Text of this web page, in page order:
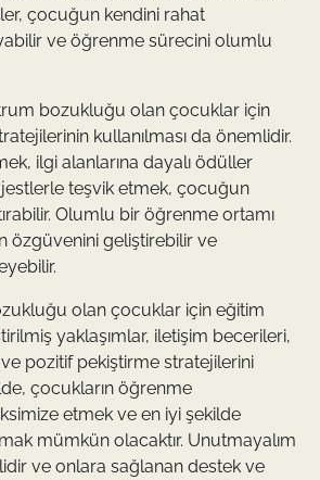
çocuğun kendini rahat
ve öğrenme sürecini olumlu
bozukluğu olan çocuklar için
kullanılması da önemlidir.
ilgi alanlarına dayalı ödüller
teşvik etmek, çocuğun
Olumlu bir öğrenme ortamı
özgüvenini geliştirebilir ve
olan çocuklar için eğitim
yaklaşımlar, iletişim becerileri,
pozitif pekiştirme stratejilerini
çocukların öğrenme
etmek ve en iyi şekilde
mümkün olacaktır. Unutmayalım
ve onlara sağlanan destek ve